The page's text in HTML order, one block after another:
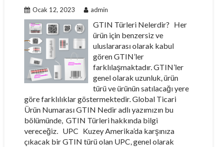
Ocak 12, 2023 admin
GTIN Türleri Nelerdir? Her
ürün için benzersiz ve
uluslararası olarak kabul
gören GTIN’ler
farklılaşmaktadır. GTIN’ler
genel olarak uzunluk, ürün
türü ve ürünün satılacağı yere
göre farklılıklar göstermektedir. Global Ticari
Ürün Numarası GTIN Nedir adlı yazımızın bu
bölümünde, GTIN Türleri hakkında bilgi
vereceğiz. UPC Kuzey Amerika’da karşınıza
çıkacak bir GTIN türü olan UPC, genel olarak